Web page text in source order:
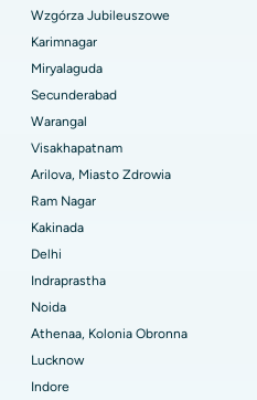
Indore
Main Road, Kakinada
Road w Kalkucie
Belapur, Navi Mumbai
Nashik
Hajdarabad
Bangalore
Road, Visakhapatnam
stawu kolanowego
Wzgórza Jubileuszowe
Karimnagar
Miryalaguda
Secunderabad
Warangal
Visakhapatnam
Arilova, Miasto Zdrowia
Ram Nagar
Kakinada
Delhi
Indraprastha
Noida
Athenaa, Kolonia Obronna
Lucknow
Indore